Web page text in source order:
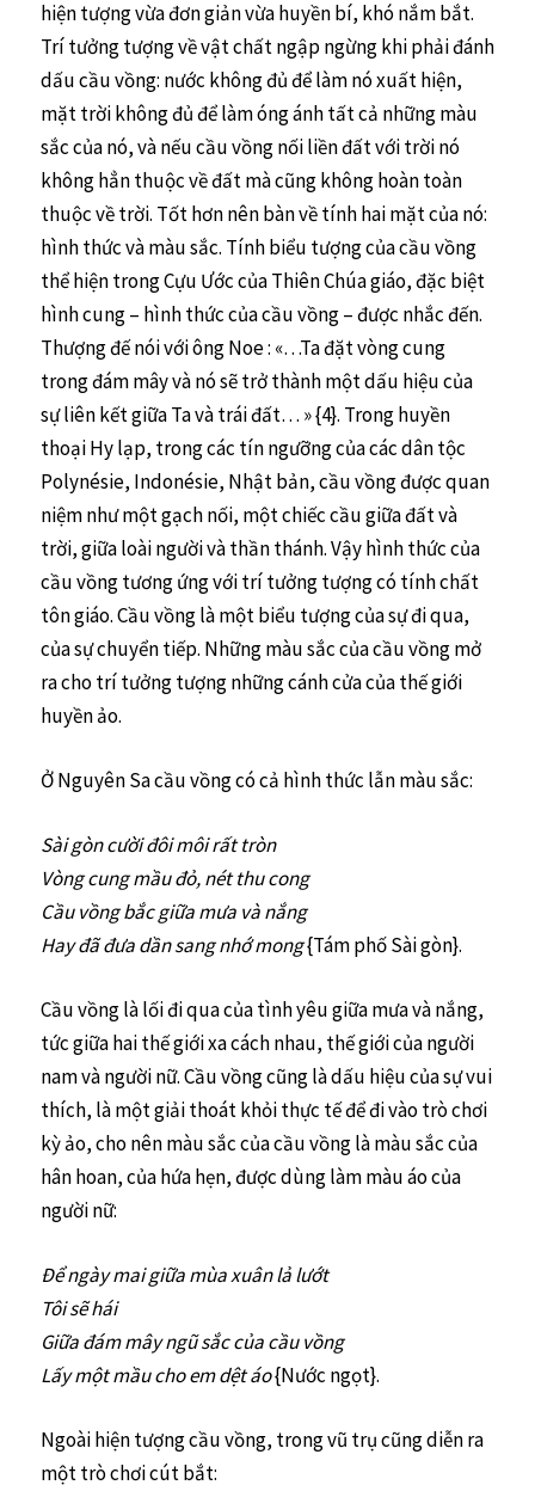
hiện tượng vừa đơn giản vừa huyền bí, khó nắm bắt.
Trí tưởng tượng về vật chất ngập ngừng khi phải đánh
dấu cầu vồng: nước không đủ để làm nó xuất hiện,
mặt trời không đủ để làm óng ánh tất cả những màu
sắc của nó, và nếu cầu vồng nối liền đất với trời nó
không hẳn thuộc về đất mà cũng không hoàn toàn
thuộc về trời. Tốt hơn nên bàn về tính hai mặt của nó:
hình thức và màu sắc. Tính biểu tượng của cầu vồng
thể hiện trong Cựu Ước của Thiên Chúa giáo, đặc biệt
hình cung – hình thức của cầu vồng – được nhắc đến.
Thượng đế nói với ông Noe : «…Ta đặt vòng cung
trong đám mây và nó sẽ trở thành một dấu hiệu của
sự liên kết giữa Ta và trái đất… » {4}. Trong huyền
thoại Hy lạp, trong các tín ngưỡng của các dân tộc
Polynésie, Indonésie, Nhật bản, cầu vồng được quan
niệm như một gạch nối, một chiếc cầu giữa đất và
trời, giữa loài người và thần thánh. Vậy hình thức của
cầu vồng tương ứng với trí tưởng tượng có tính chất
tôn giáo. Cầu vồng là một biểu tượng của sự đi qua,
của sự chuyển tiếp. Những màu sắc của cầu vồng mở
ra cho trí tưởng tượng những cánh cửa của thế giới
huyền ảo.
Ở Nguyên Sa cầu vồng có cả hình thức lẫn màu sắc:
Sài gòn cười đôi môi rất tròn
Vòng cung mầu đỏ, nét thu cong
Cầu vồng bắc giữa mưa và nắng
Hay đã đưa dần sang nhớ mong{Tám phố Sài gòn}.
Cầu vồng là lối đi qua của tình yêu giữa mưa và nắng,
tức giữa hai thế giới xa cách nhau, thế giới của người
nam và người nữ. Cầu vồng cũng là dấu hiệu của sự vui
thích, là một giải thoát khỏi thực tế để đi vào trò chơi
kỳ ảo, cho nên màu sắc của cầu vồng là màu sắc của
hân hoan, của hứa hẹn, được dùng làm màu áo của
người nữ:
Để ngày mai giữa mùa xuân lả lướt
Tôi sẽ hái
Giữa đám mây ngũ sắc của cầu vồng
Lấy một mầu cho em dệt áo{Nước ngọt}.
Ngoài hiện tượng cầu vồng, trong vũ trụ cũng diễn ra
một trò chơi cút bắt: